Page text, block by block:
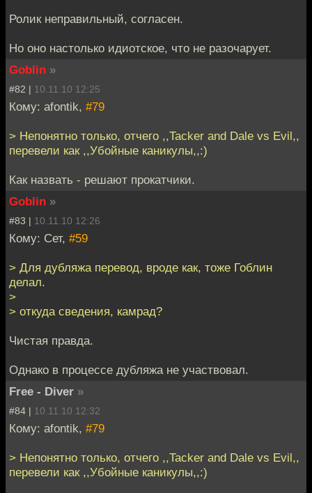
Ролик неправильный, согласен.
Но оно настолько идиотское, что не разочарует.
Goblin »
#82 | 10.11.10 12:25
Кому: afontik, #79
> Непонятно только, отчего ,,Tacker and Dale vs Evil,,
перевели как ,,Убойные каникулы,,:)
Как назвать - решают прокатчики.
Goblin »
#83 | 10.11.10 12:26
Кому: Сет, #59
> Для дубляжа перевод, вроде как, тоже Гоблин
делал.
>
> откуда сведения, камрад?
Чистая правда.
Однако в процессе дубляжа не участвовал.
Free - Diver »
#84 | 10.11.10 12:32
Кому: afontik, #79
> Непонятно только, отчего ,,Tacker and Dale vs Evil,,
перевели как ,,Убойные каникулы,,:)